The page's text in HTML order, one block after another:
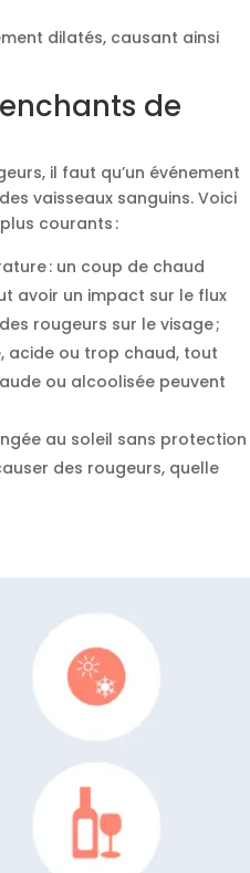
dilatés, causant ainsi
de
il faut qu’un événement
vaisseaux sanguins. Voici
courants :
: un coup de chaud
avoir un impact sur le flux
rougeurs sur le visage ;
acide ou trop chaud, tout
ou alcoolisée peuvent
au soleil sans protection
des rougeurs, quelle